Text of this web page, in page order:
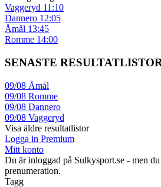
Vaggeryd 11:10
Dannero 12:05
Åmål 13:45
Romme 14:00
SENASTE
09/08 Åmål
09/08 Romme
09/08 Dannero
09/08 Vaggeryd
Visa äldre resultatlistor
Logga in Premium
Mitt konto
Du är inloggad på Sulkysport.se - men
prenumeration.
Tagg